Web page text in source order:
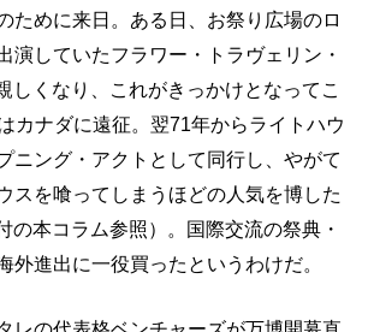
ために来日。ある日、お祭り広場のロ
演していたフラワー・トラヴェリン・
しくなり、これがきっかけとなってこ
カナダに遠征。翌71年からライトハウ
ニング・アクトとして同行し、やがて
スを喰ってしまうほどの人気を博した
の本コラム参照）。国際交流の祭典・
外進出に一役買ったというわけだ。